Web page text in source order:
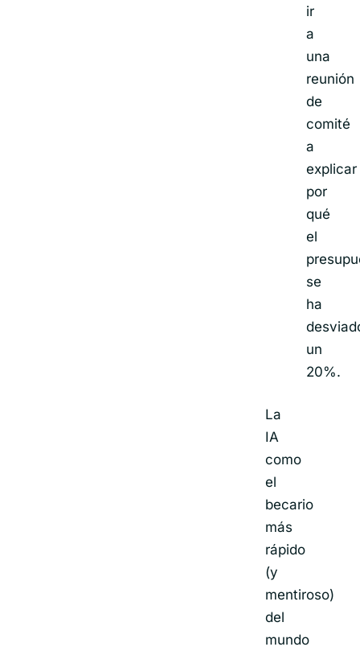
ir
a
una
reunión
de
comité
a
explicar
por
qué
el
se
ha
un
20%.
La
IA
como
el
becario
más
rápido
(y
mentiroso)
del
mundo